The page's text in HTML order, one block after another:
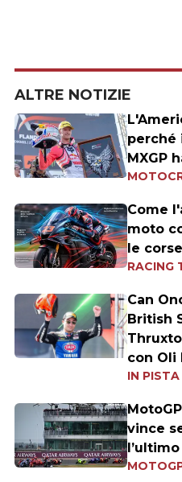
ALTRE NOTIZIE
perché
MXGP
Come
moto
le
RACING
Can
British
con Oli
IN PISTA
vince